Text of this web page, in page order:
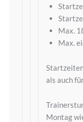
Max.
Max.
als auch
Montag